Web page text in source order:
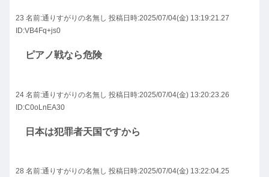
23 名前:通りすがりの名無し 投稿日時:2025/07/04(金) 13:19:21.27
ID:VB4Fq+js0
ピアノ戦なら危険
24 名前:通りすがりの名無し 投稿日時:2025/07/04(金) 13:20:23.26
ID:C0oLnEA30
日本は犯罪者天国ですから
28 名前:通りすがりの名無し 投稿日時:2025/07/04(金) 13:22:04.25